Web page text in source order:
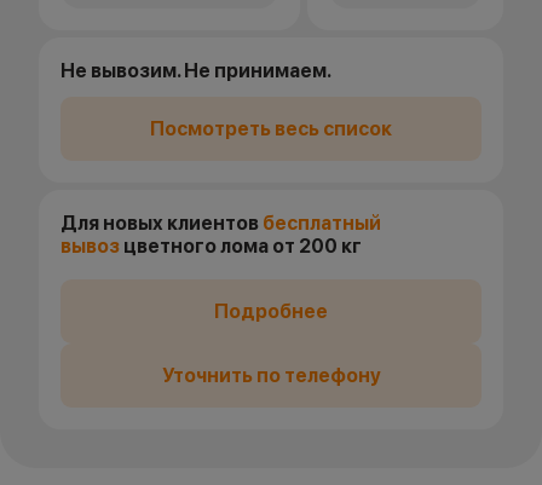
Не вывозим. Не принимаем.
Посмотреть весь список
Для новых клиентов бесплатный
вывоз цветного лома от 200 кг
Подробнее
Уточнить по телефону